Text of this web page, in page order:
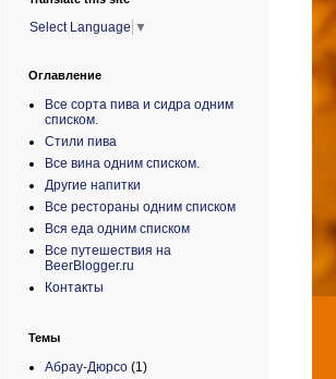
Select Language ▼
Оглавление
Все сорта пива и сидра одним
списком.
Стили пива
Все вина одним списком.
Другие напитки
Все рестораны одним списком
Вся еда одним списком
Все путешествия на
BeerBlogger.ru
Контакты
Темы
Абрау-Дюрсо (1)